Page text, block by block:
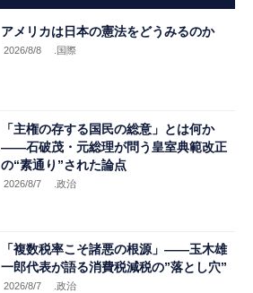
アメリカは日本の憲法をどうみるのか
2026/8/8 .国際
「主権の存する国民の総意」とは何か
――石破茂・元総理が問う皇室典範改正
の“素通り”された論点
2026/8/7 .政治
「複数税率こそ諸悪の根源」――玉木雄
一郎代表が語る消費税減税の”落とし穴”
2026/8/7 .政治